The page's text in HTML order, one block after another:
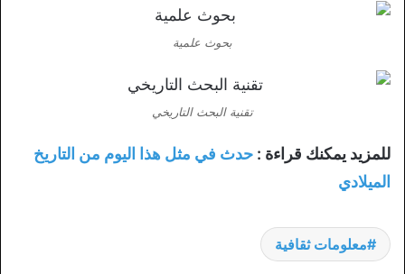
بحوث علمية
تقنية البحث التاريخي
للمزيد يمكنك قراءة : حدث في مثل هذا اليوم من التاريخ
الميلادي
معلومات ثقافية